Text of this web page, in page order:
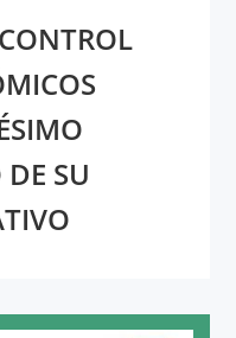
SU